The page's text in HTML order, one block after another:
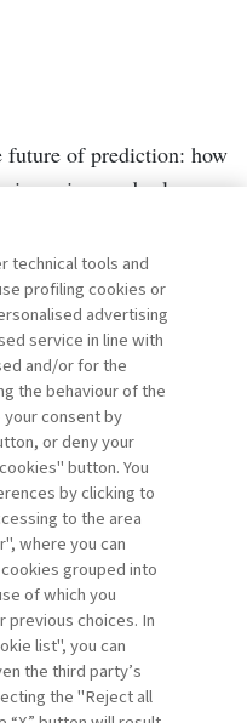
of prediction: how
prices and sales»,
technical tools and
profiling cookies or
advertising
service in line with
and/or for the
the behaviour of the
consent by
or deny your
button. You
by clicking to
to the area
where you can
grouped into
of which you
previous choices. In
list", you can
the third party’s
the "Reject all